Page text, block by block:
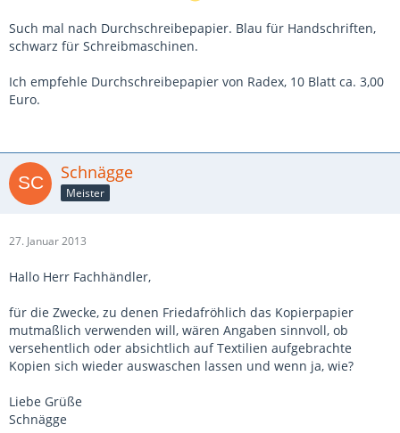
Such mal nach Durchschreibepapier. Blau für Handschriften,
schwarz für Schreibmaschinen.
Ich empfehle Durchschreibepapier von Radex, 10 Blatt ca. 3,00
Euro.
Schnägge
Meister
27. Januar 2013
Hallo Herr Fachhändler,
für die Zwecke, zu denen Friedafröhlich das Kopierpapier
mutmaßlich verwenden will, wären Angaben sinnvoll, ob
versehentlich oder absichtlich auf Textilien aufgebrachte
Kopien sich wieder auswaschen lassen und wenn ja, wie?
Liebe Grüße
Schnägge